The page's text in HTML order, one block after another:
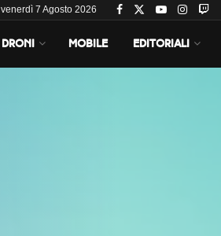
venerdì 7 Agosto 2026
DRONI MOBILE EDITORIALI